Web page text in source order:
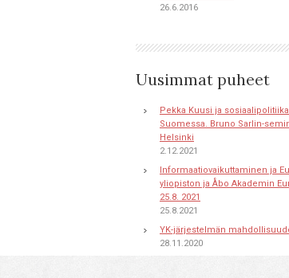
26.6.2016
Uusimmat puheet
Pekka Kuusi ja
Suomessa. Bruno Sarlin-
Helsinki
2.12.2021
Informaatiovaikuttaminen ja
yliopiston ja Åbo Akademin
25.8. 2021
25.8.2021
YK-järjestelmän
28.11.2020